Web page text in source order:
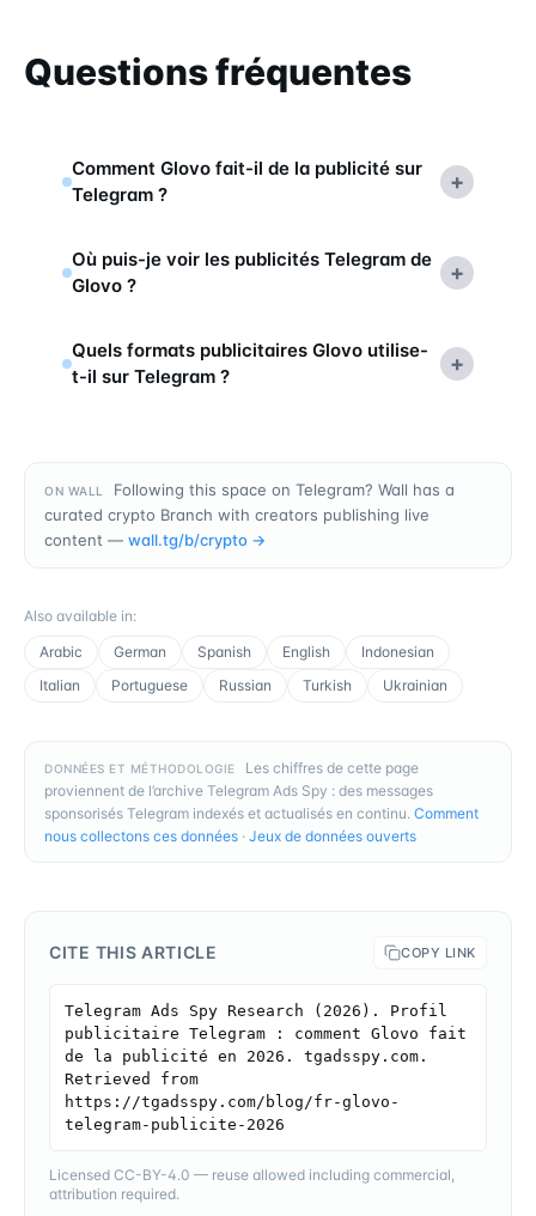
Questions fréquentes
Comment Glovo fait-il de la publicité sur
Telegram ?
+
Où puis-je voir les publicités Telegram de
Glovo ?
+
Quels formats publicitaires Glovo utilise-
t-il sur Telegram ?
+
ON WALL
Following this space on Telegram? Wall has a
curated crypto Branch with creators publishing live
content — wall.tg/b/crypto →
Also available in:
Arabic
German Spanish English
Indonesian
Italian
Portuguese Russian Turkish Ukrainian
DONNÉES ET MÉTHODOLOGIE
Les chiffres de cette page
proviennent de l’archive Telegram Ads Spy : des messages
sponsorisés Telegram indexés et actualisés en continu. Comment
nous collectons ces données · Jeux de données ouverts
CITE THIS ARTICLE COPY LINK
Telegram Ads Spy Research (2026). Profil
publicitaire Telegram : comment Glovo fait
de la publicité en 2026. tgadsspy.com.
Retrieved from
https://tgadsspy.com/blog/fr-glovo-
telegram-publicite-2026
Licensed CC-BY-4.0 — reuse allowed including commercial,
attribution required.